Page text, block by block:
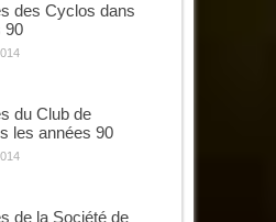
des Cyclos dans
90
du Club de
les années 90
de la Société de